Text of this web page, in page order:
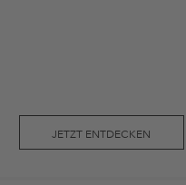
JETZT ENTDECKEN